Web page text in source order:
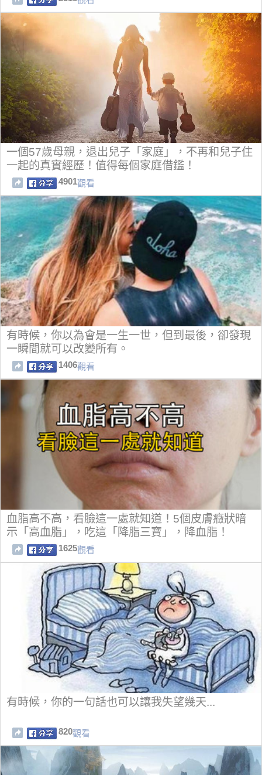
一個57歲母親，退出兒子「家庭」，不再和兒子住
一起的真實經歷！值得每個家庭借鑑！
4901觀看
有時候，你以為會是一生一世，但到最後，卻發現
一瞬間就可以改變所有。
1406觀看
血脂高不高，看臉這一處就知道！5個皮膚癥狀暗
示「高血脂」，吃這「降脂三寶」，降血脂！
1625觀看
有時候，你的一句話也可以讓我失望幾天...
820觀看